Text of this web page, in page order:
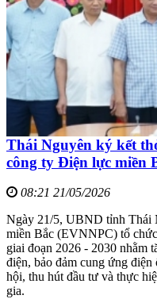
Thái Nguyên ký kết
công ty Điện lực miền
08:21 21/05/2026
Ngày 21/5, UBND tỉnh Thái
miền Bắc (EVNNPC) tổ
giai đoạn 2026 - 2030 nhằm
điện, bảo đảm cung ứng
hội, thu hút đầu tư và thực
gia.